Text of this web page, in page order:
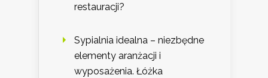
restauracji?
Sypialnia idealna – niezbędne
elementy aranżacji i
wyposażenia. Łóżka